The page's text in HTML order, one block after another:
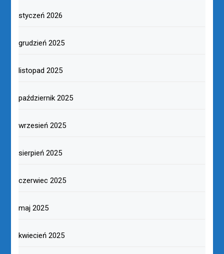
styczeń 2026
grudzień 2025
listopad 2025
październik 2025
wrzesień 2025
sierpień 2025
czerwiec 2025
maj 2025
kwiecień 2025